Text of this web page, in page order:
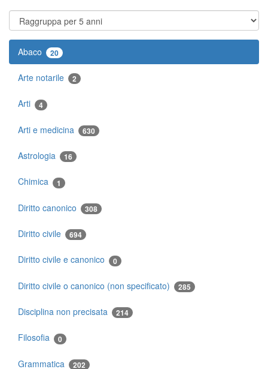
Abaco 20
Arte notarile 2
Arti 4
Arti e medicina 630
Astrologia 16
Chimica 1
Diritto canonico 308
Diritto civile 694
Diritto civile e canonico 0
Diritto civile o canonico (non specificato) 285
Disciplina non precisata 214
Filosofia 0
Grammatica 202